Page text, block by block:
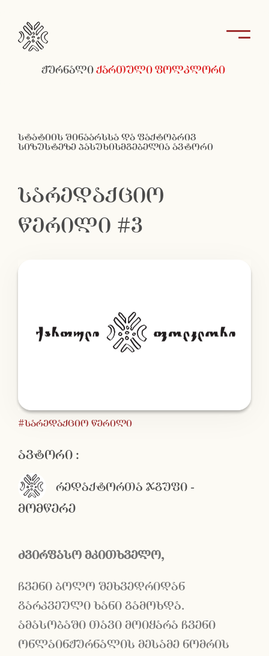
ჟურნალიქართული ფოლკლორი
სტატიის შინაარსსა და ფაქტობრივ
სიზუსტეზე პასუხისმგებელია ავტორი
სარედაქციო
წერილი #3
#სარედაქციო წერილი
ავტორი :
რედაქტორთა ჯგუფი -
მომწერე
ძვირფასო მკითხველო,
ჩვენი ბოლო შეხვედრიდან
გარკვეული ხანი გამოხდა.
ამასობაში თავი მოიყარა ჩვენი
ონლაინჟურნალის მესამე ნომრის